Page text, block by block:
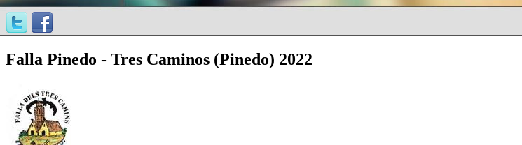
Falla Pinedo - Tres Caminos (Pinedo) 2022